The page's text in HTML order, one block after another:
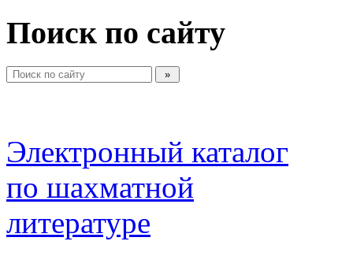
Поиск по сайту
Электронный каталог
по шахматной
литературе